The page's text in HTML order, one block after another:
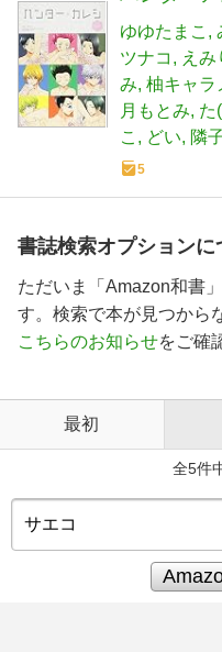
ンターア
ゆゆたまこ
ツナコ
えみ
み 柚キャラ
月もとみ た
こ
どい 隣
5
書誌検索オプションに
ただいま「Amazon和書
す。検索で本が見つから
こちらのお知らせをご確
最初
全5件